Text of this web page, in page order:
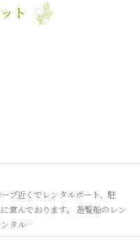
ト
ンタルボート、駐
ます。 遊覧船のレン
全国